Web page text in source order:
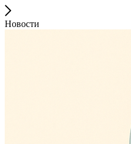
Новости